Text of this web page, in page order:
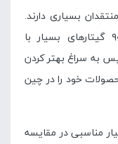
بسیاری دارند.
این شرکت بلژیکی در میانه‌ی دهه‌ی ۹۰ گیتارهای بسیار با
به سراغ بهتر کردن
خود را در چین
مناسبی در مقایسه